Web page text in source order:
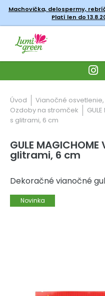
Machovička, delospermy,
Platí len do
Úvod Vianočné
Ozdoby na stromček
s glitrami, 6 cm
GULE
glitrami, 6 cm
Dekoračné vianočné
Novinka